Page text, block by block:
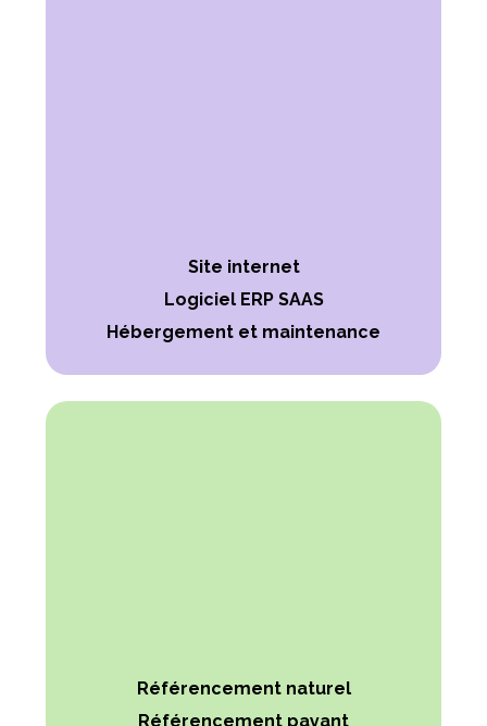
Site internet
Logiciel ERP SAAS
Hébergement et maintenance
Référencement naturel
Référencement payant